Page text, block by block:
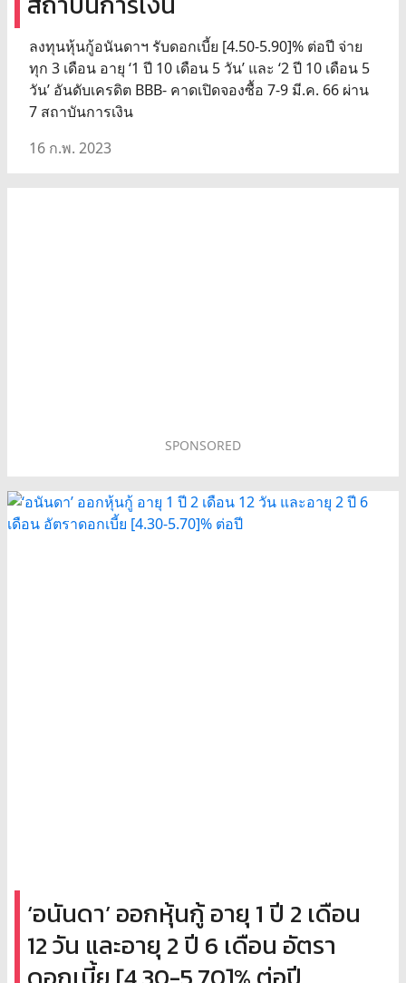
ลงทุนหุ้นกู้อนันดาฯ รับดอกเบี้ย [4.50-5.90]% ต่อปี จ่าย
ทุก 3 เดือน อายุ ‘1 ปี 10 เดือน 5 วัน’ และ ‘2 ปี 10 เดือน 5
วัน’ อันดับเครดิต BBB- คาดเปิดจองซื้อ 7-9 มี.ค. 66 ผ่าน
7 สถาบันการเงิน
16 ก.พ. 2023
SPONSORED
‘อนันดา’ ออกหุ้นกู้ อายุ 1 ปี 2 เดือน
12 วัน และอายุ 2 ปี 6 เดือน อัตรา